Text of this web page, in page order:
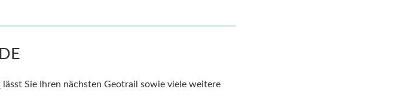
lässt Sie Ihren nächsten Geotrail sowie viele weitere